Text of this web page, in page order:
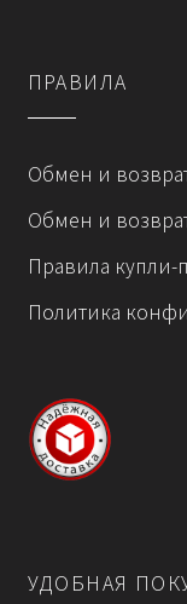
ПРАВИЛА
Обмен и
Обмен и
Правила купли-
Политика
УДОБНАЯ